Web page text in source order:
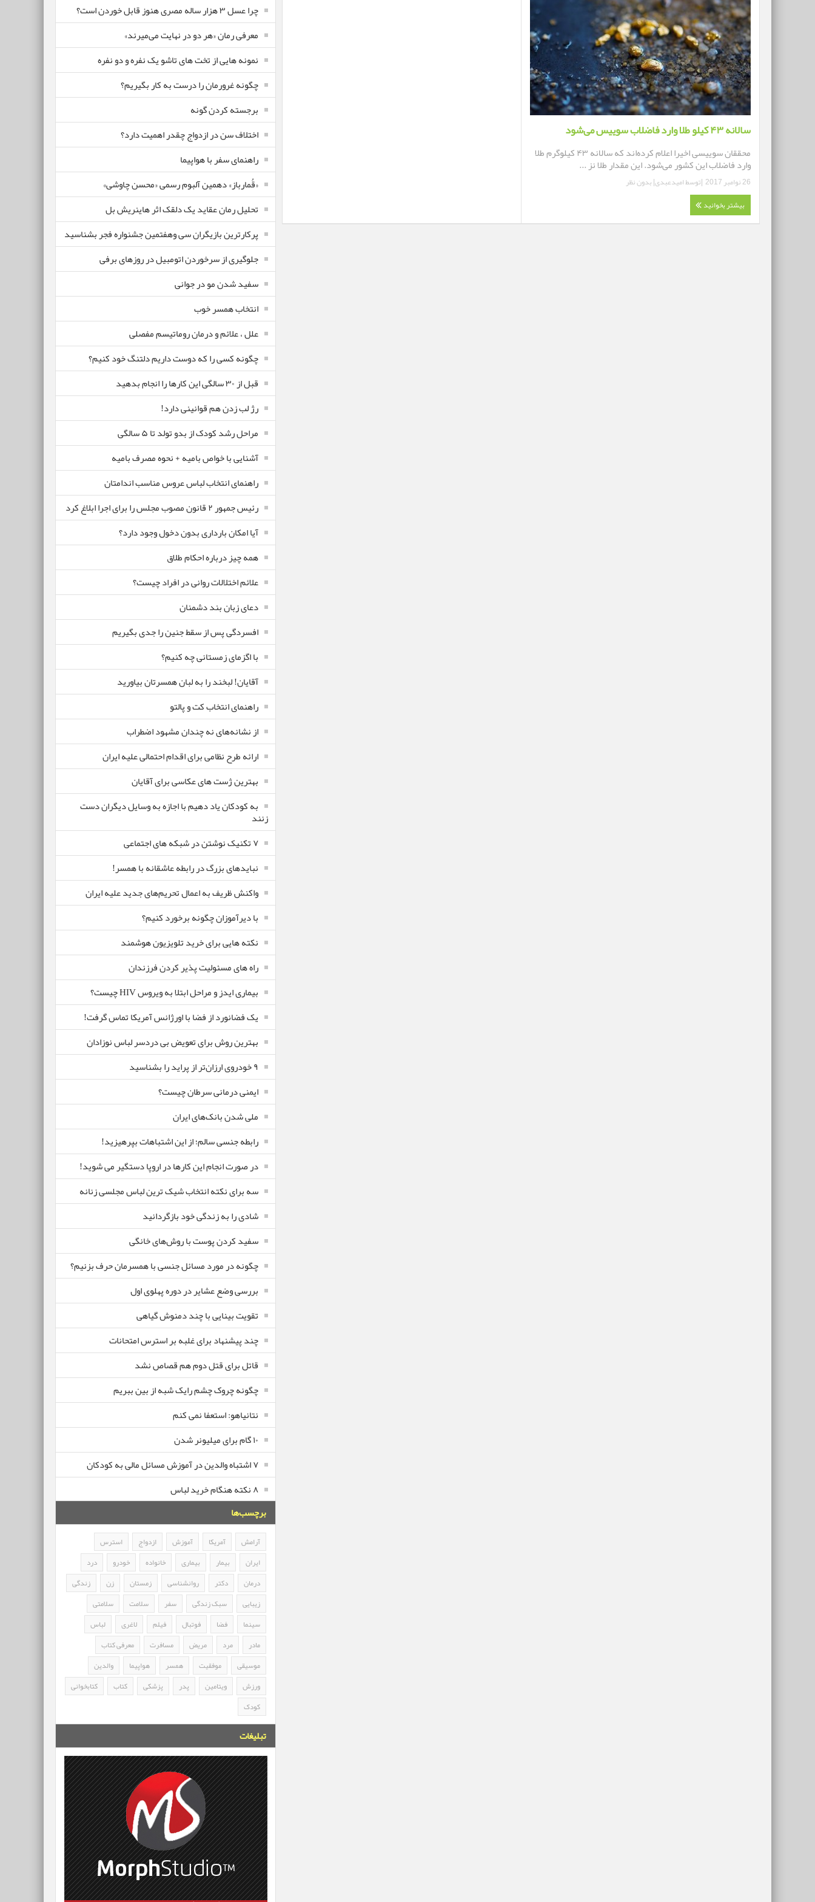
سالانه ۴۳ کیلو طلا وارد فاضلاب سوییس می‌شود
محققان سوییسی اخیرا اعلام کرده‌اند که سالانه ۴۳ کیلوگرم طلا
وارد فاضلاب این کشور می‌شود. این مقدار طلا نز ...
26 نوامبر 2017 |توسطامیدعبدی|بدون نظر
بیشتر بخوانید
چرا عسل ۳ هزار ساله‌ مصری هنوز قابل خوردن است؟
معرفی رمان «هر دو در نهایت می‌میرند»
نمونه هایی از تخت های تاشو یک نفره و دو نفره
چگونه غرورمان را درست به کار بگیریم؟
برجسته کردن گونه
اختلاف سن در ازدواج چقدر اهمیت دارد؟
راهنمای سفر با هواپیما
«قُمارباز» دهمین آلبوم رسمی «محسن چاوشی»
تحلیل رمان عقاید یک دلقک اثر هاینریش بل
پرکارترین بازیگران سی وهفتمین جشنواره فجر بشناسید
جلوگیری از سرخوردن اتومبیل در روزهای برفی
سفید شدن مو در جوانی
انتخاب همسر خوب
علل ، علائم و درمان روماتیسم مفصلی
چگونه کسی را که دوست داریم دلتنگ خود کنیم؟
قبل از ۳۰ سالگی این کارها را انجام بدهید
رژ لب زدن هم قوانینی دارد!
مراحل رشد کودک از بدو تولد تا ۵ سالگی
آشنایی با خواص بامیه + نحوه مصرف بامیه
راهنمای انتخاب لباس عروس مناسب اندامتان
رئیس جمهور ۲ قانون مصوب مجلس را برای اجرا ابلاغ کرد
آیا امکان بارداری بدون دخول وجود دارد؟
همه چیز درباره احکام طلاق
علائم اختلالات روانی در افراد چیست؟
دعای زبان بند دشمنان
افسردگی پس از سقط جنین را جدی بگیریم
با اگزمای زمستانی چه کنیم؟
آقایان! لبخند را به لبان همسرتان بیاورید
راهنمای انتخاب کت و پالتو
از نشانه‌های نه چندان مشهود اضطراب
ارائه طرح نظامی برای اقدام احتمالی علیه ایران
بهترین ژست های عکاسی برای آقایان
به کودکان یاد دهیم با اجازه به وسایل دیگران دست
زنند
۷ تکنیک نوشتن در شبکه های اجتماعی
نبایدهای بزرگ در رابطه عاشقانه با همسر!
واکنش ظریف به اعمال تحریم‌های جدید علیه ایران
با دیرآموزان چگونه برخورد کنیم؟
نکته هایی برای خرید تلویزیون هوشمند
راه های مسئولیت پذیر کردن فرزندان
بیماری ایدز و مراحل ابتلا به ویروس HIV چیست؟
یک فضانورد از فضا با اورژانس آمریکا تماس گرفت!
بهترین روش برای تعویض بی دردسر لباس نوزادان
٩ خودروی ارزان‌تر از پراید را بشناسید
ایمنی درمانی سرطان چیست؟
ملی شدن بانک‌های ایران
رابطه جنسی سالم؛ از این اشتباهات بپرهیزید!
در صورت انجام این کارها در اروپا دستگیر می شوید!
سه برای نکته انتخاب شیک ترین لباس مجلسی زنانه
شادی را به زندگی خود بازگردانید
سفید کردن پوست با روش‌های خانگی
چگونه در مورد مسائل جنسی با همسرمان حرف بزنیم؟
بررسی وضع عشایر در دوره پهلوی اول
تقویت بینایی با چند دمنوش گیاهی
چند پیشنهاد برای غلبه بر استرس امتحانات
قاتل برای قتل دوم هم قصاص نشد
چگونه چروک چشم رایک شبه از بین ببریم
نتانیاهو: استعفا نمی کنم
۱۰ گام برای میلیونر شدن
۷ اشتباه والدین در آموزش مسائل مالی به کودکان
۸ نکته هنگام خرید لباس
برچسب‌ها
آرامش آمریکا آموزش ازدواج
استرس
ایران
بیمار بیماری خانواده خودرو
درد
درمان
دکتر روانشناسی زمستان زن
زندگی
زیبایی
سبک زندگی سفر سلامت
سلامتی
سینما
فضا فوتبال فیلم لاغری
لباس
مادر
مرد مریض مسافرت
معرفی کتاب
موسیقی
موفقیت همسر هواپیما
والدین
ورزش
ویتامین پدر پزشکی کتاب
کتابخوانی
کودک
تبلیغات